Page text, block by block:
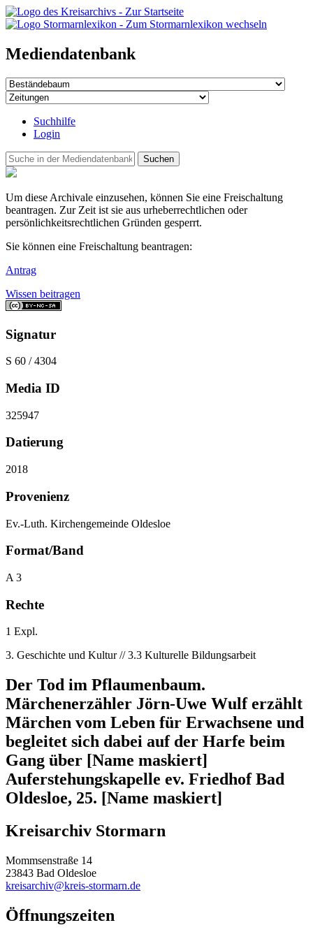
Mediendatenbank
Suchhilfe
Login
Suchen
Um diese Archivale einzusehen, können Sie eine Freischaltung
beantragen. Zur Zeit ist sie aus urheberrechtlichen oder
persönlichkeitsrechtlichen Gründen gesperrt.
Sie können eine Freischaltung beantragen:
Antrag
Wissen beitragen
Signatur
S 60 / 4304
Media ID
325947
Datierung
2018
Provenienz
Ev.-Luth. Kirchengemeinde Oldesloe
Format/Band
A 3
Rechte
1 Expl.
3. Geschichte und Kultur // 3.3 Kulturelle Bildungsarbeit
Der Tod im Pflaumenbaum.
Märchenerzähler Jörn-Uwe Wulf erzählt
Märchen vom Leben für Erwachsene und
begleitet sich dabei auf der Harfe beim
Gang über [Name maskiert]
Auferstehungskapelle ev. Friedhof Bad
Oldesloe, 25. [Name maskiert]
Kreisarchiv Stormarn
Mommsenstraße 14
23843 Bad Oldesloe
kreisarchiv@kreis-stormarn.de
Öffnungszeiten